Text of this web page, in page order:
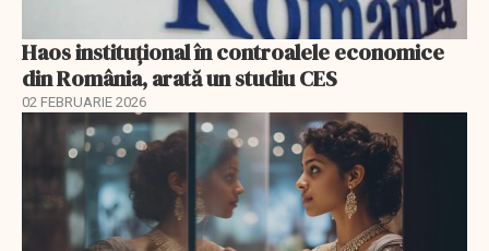
Haos instituțional în controalele economice
din România, arată un studiu CES
02 FEBRUARIE 2026